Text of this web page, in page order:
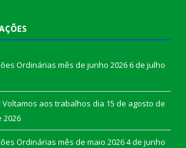
Ordinárias mês de junho 20266 de julho
aos trabalhos dia 15 de agosto de
2026
Ordinárias mês de maio 20264 de junho